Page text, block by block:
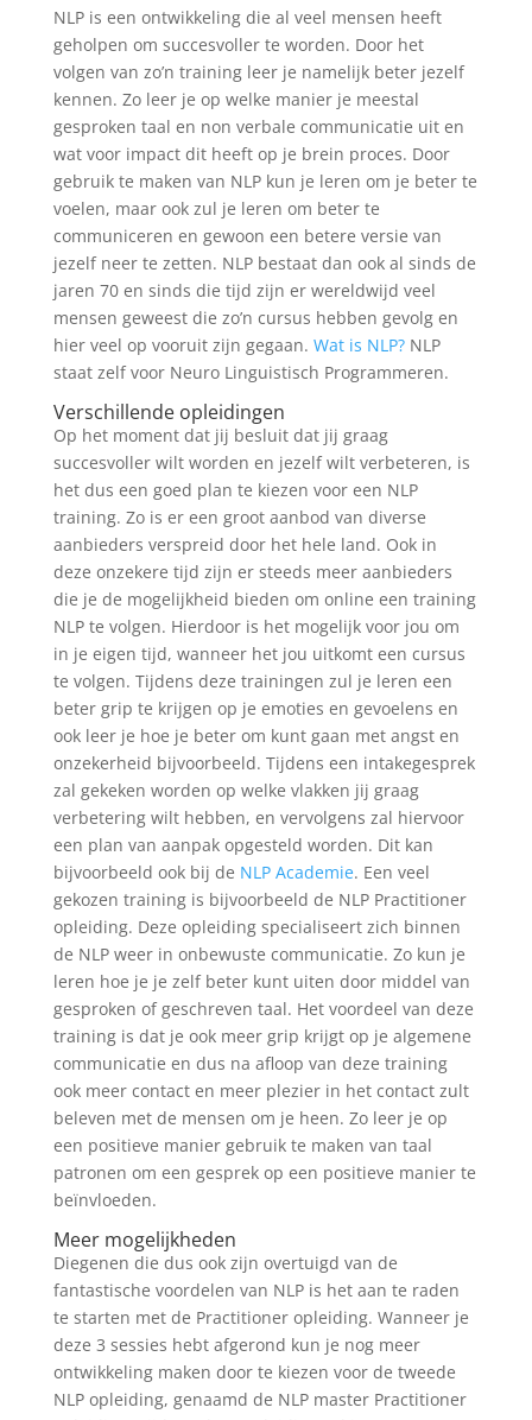
NLP is een ontwikkeling die al veel mensen heeft
geholpen om succesvoller te worden. Door het
volgen van zo’n training leer je namelijk beter jezelf
kennen. Zo leer je op welke manier je meestal
gesproken taal en non verbale communicatie uit en
wat voor impact dit heeft op je brein proces. Door
gebruik te maken van NLP kun je leren om je beter te
voelen, maar ook zul je leren om beter te
communiceren en gewoon een betere versie van
jezelf neer te zetten. NLP bestaat dan ook al sinds de
jaren 70 en sinds die tijd zijn er wereldwijd veel
mensen geweest die zo’n cursus hebben gevolg en
hier veel op vooruit zijn gegaan. Wat is NLP?NLP
staat zelf voor Neuro Linguistisch Programmeren.
Verschillende opleidingen
Op het moment dat jij besluit dat jij graag
succesvoller wilt worden en jezelf wilt verbeteren, is
het dus een goed plan te kiezen voor een NLP
training. Zo is er een groot aanbod van diverse
aanbieders verspreid door het hele land. Ook in
deze onzekere tijd zijn er steeds meer aanbieders
die je de mogelijkheid bieden om online een training
NLP te volgen. Hierdoor is het mogelijk voor jou om
in je eigen tijd, wanneer het jou uitkomt een cursus
te volgen. Tijdens deze trainingen zul je leren een
beter grip te krijgen op je emoties en gevoelens en
ook leer je hoe je beter om kunt gaan met angst en
onzekerheid bijvoorbeeld. Tijdens een intakegesprek
zal gekeken worden op welke vlakken jij graag
verbetering wilt hebben, en vervolgens zal hiervoor
een plan van aanpak opgesteld worden. Dit kan
bijvoorbeeld ook bij de NLP Academie. Een veel
gekozen training is bijvoorbeeld de NLP Practitioner
opleiding. Deze opleiding specialiseert zich binnen
de NLP weer in onbewuste communicatie. Zo kun je
leren hoe je je zelf beter kunt uiten door middel van
gesproken of geschreven taal. Het voordeel van deze
training is dat je ook meer grip krijgt op je algemene
communicatie en dus na afloop van deze training
ook meer contact en meer plezier in het contact zult
beleven met de mensen om je heen. Zo leer je op
een positieve manier gebruik te maken van taal
patronen om een gesprek op een positieve manier te
beïnvloeden.
Meer mogelijkheden
Diegenen die dus ook zijn overtuigd van de
fantastische voordelen van NLP is het aan te raden
te starten met de Practitioner opleiding. Wanneer je
deze 3 sessies hebt afgerond kun je nog meer
ontwikkeling maken door te kiezen voor de tweede
NLP opleiding, genaamd de NLP master Practitioner